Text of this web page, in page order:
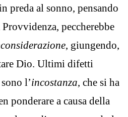
preda al sonno, pensando
peccherebbe
, giungendo,
Dio. Ultimi difetti
l’incostanza, che si ha
ponderare a causa della